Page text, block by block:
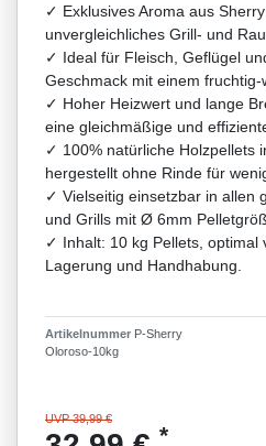
✓ Exklusives Aroma aus
unvergleichliches Grill- und
✓ Ideal für Fleisch, Geflügel
Geschmack mit einem fruchtig-
✓ Hoher Heizwert und lange
eine gleichmäßige und
✓ 100% natürliche Holzpellets
hergestellt ohne Rinde für
✓ Vielseitig einsetzbar in allen
und Grills mit Ø 6mm
✓ Inhalt: 10 kg Pellets, optimal
Lagerung und Handhabung.
Artikelnummer P-Sherry
Oloroso-10kg
UVP 39,99 €
*